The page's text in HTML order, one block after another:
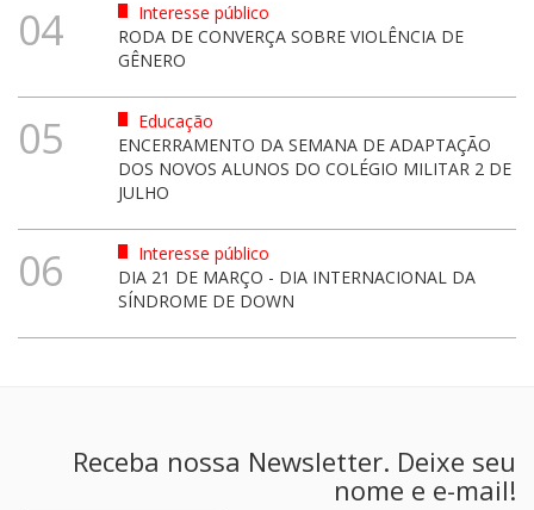
04
Interesse público
RODA DE CONVERÇA SOBRE VIOLÊNCIA DE
GÊNERO
05
Educação
ENCERRAMENTO DA SEMANA DE ADAPTAÇÃO
DOS NOVOS ALUNOS DO COLÉGIO MILITAR 2 DE
JULHO
06
Interesse público
DIA 21 DE MARÇO - DIA INTERNACIONAL DA
SÍNDROME DE DOWN
Receba nossa Newsletter. Deixe seu
nome e e-mail!